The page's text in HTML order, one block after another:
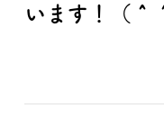
います！（＾